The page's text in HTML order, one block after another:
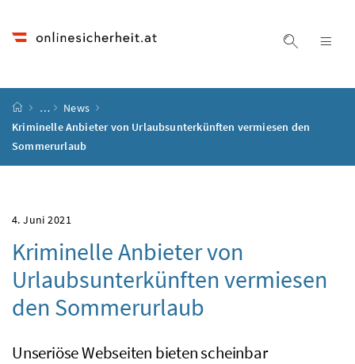
Suche
Startseite
…
News
Kriminelle Anbieter von Urlaubsunterkünften vermiesen den
Sommerurlaub
4. Juni 2021
Kriminelle Anbieter von
Urlaubsunterkünften vermiesen
den Sommerurlaub
Unseriöse Webseiten bieten scheinbar